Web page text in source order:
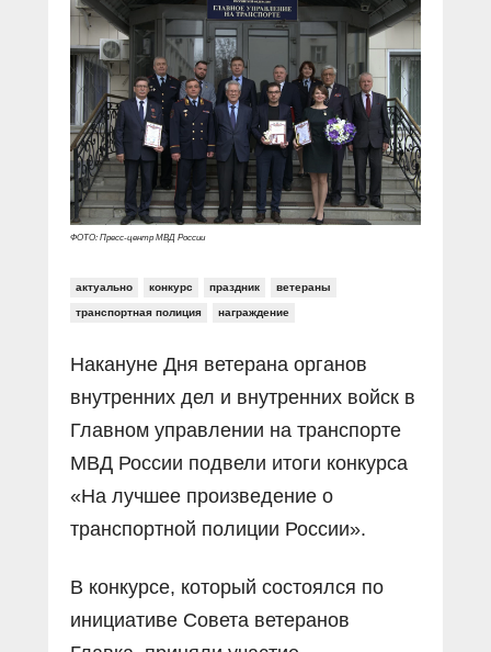
Социальные ролики
Документальные фильмы
Прямой разговор
В знании сила
Специальный репортаж
КиберПОСТОВОЙ
Газета «Щит и меч»
Журнал «Полиция России»
О ПОРТАЛЕ
Контакты
Вакансии
ФОТО: Пресс-центр МВД России
актуально конкурс праздник ветераны
транспортная полиция награждение
Накануне Дня ветерана органов
внутренних дел и внутренних войск в
Главном управлении на транспорте
МВД России подвели итоги конкурса
«На лучшее произведение о
транспортной полиции России».
В конкурсе, который состоялся по
инициативе Совета ветеранов